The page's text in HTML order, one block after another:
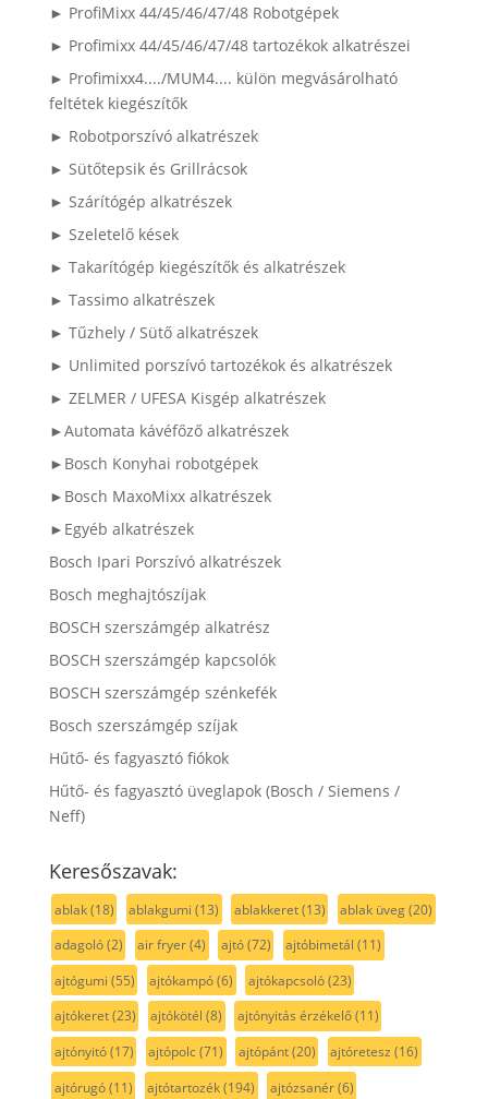
► ProfiMixx 44/45/46/47/48 Robotgépek
► Profimixx 44/45/46/47/48 tartozékok alkatrészei
► Profimixx4..../MUM4.... külön megvásárolható
feltétek kiegészítők
► Robotporszívó alkatrészek
► Sütőtepsik és Grillrácsok
► Szárítógép alkatrészek
► Szeletelő kések
► Takarítógép kiegészítők és alkatrészek
► Tassimo alkatrészek
► Tűzhely / Sütő alkatrészek
► Unlimited porszívó tartozékok és alkatrészek
► ZELMER / UFESA Kisgép alkatrészek
►Automata kávéfőző alkatrészek
►Bosch Konyhai robotgépek
►Bosch MaxoMixx alkatrészek
►Egyéb alkatrészek
Bosch Ipari Porszívó alkatrészek
Bosch meghajtószíjak
BOSCH szerszámgép alkatrész
BOSCH szerszámgép kapcsolók
BOSCH szerszámgép szénkefék
Bosch szerszámgép szíjak
Hűtő- és fagyasztó fiókok
Hűtő- és fagyasztó üveglapok (Bosch / Siemens /
Neff)
Keresőszavak:
ablak(18) ablakgumi (13) ablakkeret(13) ablak üveg(20)
adagoló(2) air fryer(4) ajtó(72) ajtóbimetál (11)
ajtógumi (55) ajtókampó(6) ajtókapcsoló(23)
ajtókeret(23) ajtókötél (8) ajtónyitás érzékelő(11)
ajtónyitó(17) ajtópolc(71) ajtópánt(20) ajtóretesz (16)
ajtórugó(11) ajtótartozék(194) ajtózsanér(6)